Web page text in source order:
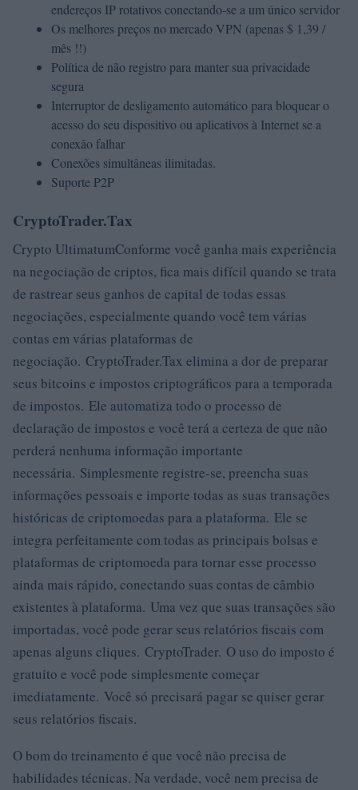
endereços IP rotativos conectando-se a um único servidor
Os melhores preços no mercado VPN (apenas $ 1,39 /
mês !!)
Política de não registro para manter sua privacidade
segura
Interruptor de desligamento automático para bloquear o
acesso do seu dispositivo ou aplicativos à Internet se a
conexão falhar
Conexões simultâneas ilimitadas.
Suporte P2P
CryptoTrader.Tax
Crypto UltimatumConforme você ganha mais experiência
na negociação de criptos, fica mais difícil quando se trata
de rastrear seus ganhos de capital de todas essas
negociações, especialmente quando você tem várias
contas em várias plataformas de
negociação. CryptoTrader.Tax elimina a dor de preparar
seus bitcoins e impostos criptográficos para a temporada
de impostos. Ele automatiza todo o processo de
declaração de impostos e você terá a certeza de que não
perderá nenhuma informação importante
necessária. Simplesmente registre-se, preencha suas
informações pessoais e importe todas as suas transações
históricas de criptomoedas para a plataforma. Ele se
integra perfeitamente com todas as principais bolsas e
plataformas de criptomoeda para tornar esse processo
ainda mais rápido, conectando suas contas de câmbio
existentes à plataforma. Uma vez que suas transações são
importadas, você pode gerar seus relatórios fiscais com
apenas alguns cliques. CryptoTrader. O uso do imposto é
gratuito e você pode simplesmente começar
imediatamente. Você só precisará pagar se quiser gerar
seus relatórios fiscais.
O bom do treinamento é que você não precisa de
habilidades técnicas. Na verdade, você nem precisa de